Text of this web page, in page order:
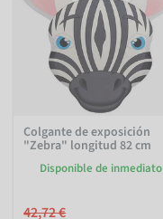
Colgante de exposición
"Zebra" longitud 82 cm
Disponible de inmediato
42,72 €